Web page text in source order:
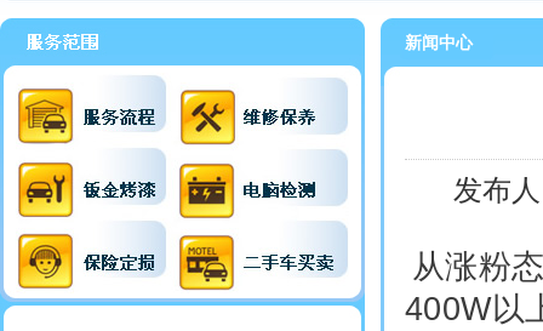
新闻中心
发布
从涨粉
400W以